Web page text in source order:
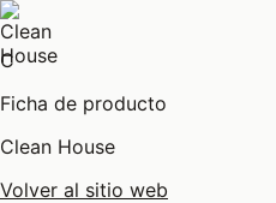
C
Ficha de producto
Clean House
Volver al sitio web